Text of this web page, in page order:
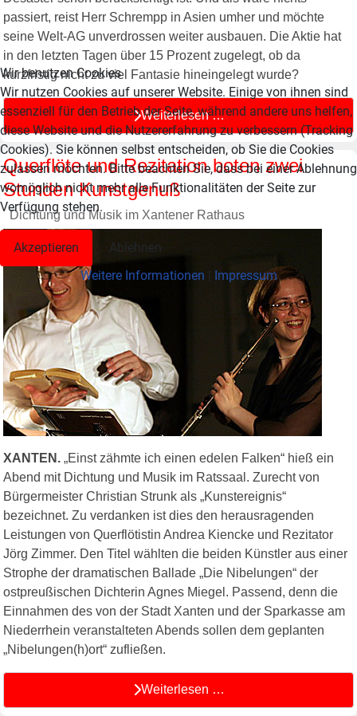
passiert, reist Herr Schrempp in Asien umher und möchte
seine Welt-AG unverdrossen weiter ausbauen. Die Aktie hat
in den letzten Tagen über 15 Prozent zugelegt, ob da
kurzfristig nicht zu viel Fantasie hineingelegt wurde?
Weiterlesen …
Querflöte und Rezitation boten zwei
Stunden Kunstgenuß
Dichtung und Musik im Xantener Rathaus
XANTEN. „Einst zähmte ich einen edelen Falken“ hieß ein
Abend mit Dichtung und Musik im Ratssaal. Zurecht von
Bürgermeister Christian Strunk als „Kunstereignis“
bezeichnet. Zu verdanken ist dies den herausragenden
Leistungen von Querflötistin Andrea Kiencke und Rezitator
Jörg Zimmer. Den Titel wählten die beiden Künstler aus einer
Strophe der dramatischen Ballade „Die Nibelungen“ der
ostpreußischen Dichterin Agnes Miegel. Passend, denn die
Einnahmen des von der Stadt Xanten und der Sparkasse am
Niederrhein veranstalteten Abends sollen dem geplanten
„Nibelungen(h)ort“ zufließen.
Weiterlesen …
Wir benutzen Cookies
Wir nutzen Cookies auf unserer Website. Einige von ihnen sind
essenziell für den Betrieb der Seite, während andere uns helfen,
diese Website und die Nutzererfahrung zu verbessern (Tracking
Cookies). Sie können selbst entscheiden, ob Sie die Cookies
zulassen möchten. Bitte beachten Sie, dass bei einer Ablehnung
womöglich nicht mehr alle Funktionalitäten der Seite zur
Verfügung stehen.
Akzeptieren
Ablehnen
Weitere Informationen
Impressum